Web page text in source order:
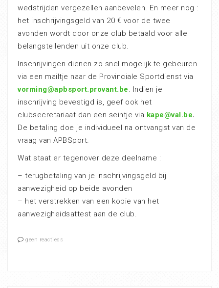
wedstrijden vergezellen aanbevelen. En meer nog :
het inschrijvingsgeld van 20 € voor de twee
avonden wordt door onze club betaald voor alle
belangstellenden uit onze club.
Inschrijvingen dienen zo snel mogelijk te gebeuren
via een mailtje naar de Provinciale Sportdienst via
vorming@apbsport.provant.be. Indien je
inschrijving bevestigd is, geef ook het
clubsecretariaat dan een seintje via kape@val.be.
De betaling doe je individueel na ontvangst van de
vraag van APBSport.
Wat staat er tegenover deze deelname :
– terugbetaling van je inschrijvingsgeld bij
aanwezigheid op beide avonden
– het verstrekken van een kopie van het
aanwezigheidsattest aan de club.
geen reactiess